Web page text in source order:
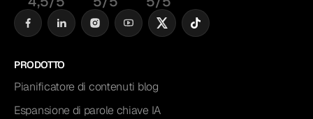
PRODOTTO
Pianificatore di contenuti blog
Espansione di parole chiave IA